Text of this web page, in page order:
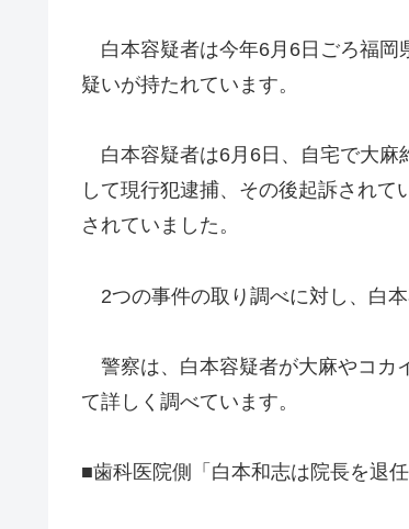
白本容疑者は今年6月6日ごろ福岡
疑いが持たれています。
白本容疑者は6月6日、自宅で大麻
して現行犯逮捕、その後起訴され
されていました。
2つの事件の取り調べに対し、白
警察は、白本容疑者が大麻やコカ
て詳しく調べています。
■歯科医院側「白本和志は院長を退